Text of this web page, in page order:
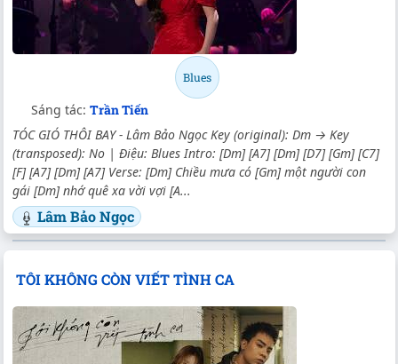
Blues
Sáng tác: Trần Tiến
TÓC GIÓ THÔI BAY - Lâm Bảo Ngọc Key (original): Dm → Key
(transposed): No | Điệu: Blues Intro: [Dm] [A7] [Dm] [D7] [Gm] [C7]
[F] [A7] [Dm] [A7] Verse: [Dm] Chiều mưa có [Gm] một người con
gái [Dm] nhớ quê xa vời vợi [A...
Lâm Bảo Ngọc
TÔI KHÔNG CÒN VIẾT TÌNH CA